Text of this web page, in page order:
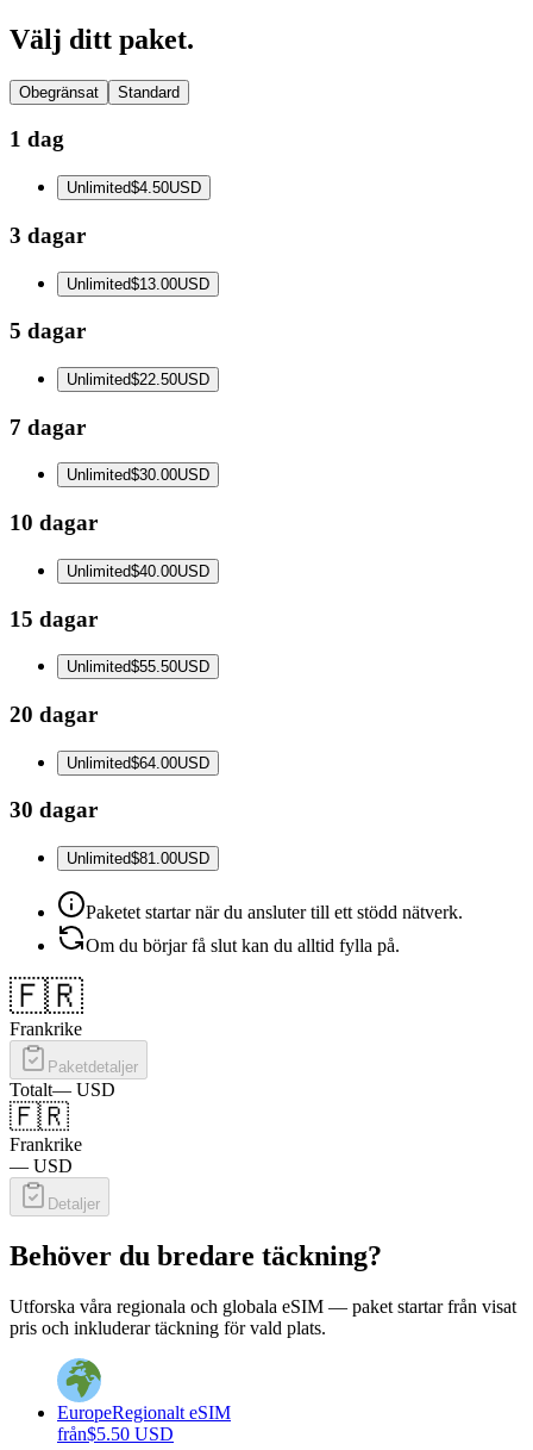
Välj ditt paket.
Obegränsat Standard
1 dag
Unlimited$4.50USD
3 dagar
Unlimited$13.00USD
5 dagar
Unlimited$22.50USD
7 dagar
Unlimited$30.00USD
10 dagar
Unlimited$40.00USD
15 dagar
Unlimited$55.50USD
20 dagar
Unlimited$64.00USD
30 dagar
Unlimited$81.00USD
Paketet startar när du ansluter till ett stödd nätverk.
Om du börjar få slut kan du alltid fylla på.
🇫🇷
Frankrike
Paketdetaljer
Totalt— USD
🇫🇷
Frankrike
— USD
Detaljer
Behöver du bredare täckning?
Utforska våra regionala och globala eSIM — paket startar från visat
pris och inkluderar täckning för vald plats.
EuropeRegionalt eSIM
från$5.50 USD